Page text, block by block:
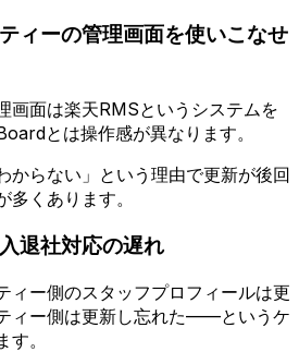
ィーの管理画面を使いこなせ
画面は楽天RMSというシステムを
とは操作感が異なります。
からない」という理由で更新が後回
多くあります。
退社対応の遅れ
ィー側のスタッフプロフィールは更
ィー側は更新し忘れた——というケ
。